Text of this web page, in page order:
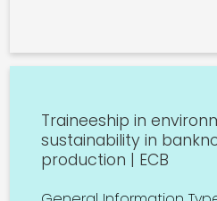
Traineeship in
sustainability in
production | ECB